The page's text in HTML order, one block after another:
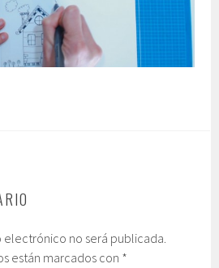
no será publicada.
están marcados con *